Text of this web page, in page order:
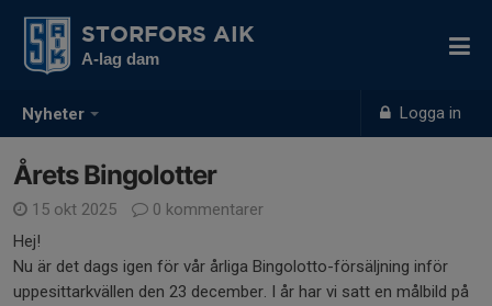
Nyheter Logga in
STORFORS AIK
A-lag dam
Årets Bingolotter
15 okt 2025
0 kommentarer
Hej!
Nu är det dags igen för vår årliga Bingolotto-försäljning inför
uppesittarkvällen den 23 december. I år har vi satt en målbild på